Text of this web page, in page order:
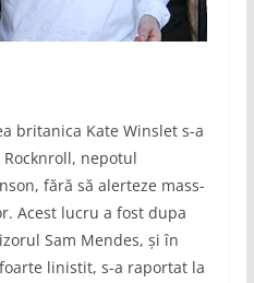
britanica Kate Winslet s-a
nepotul
fără să alerteze mass-
Acest lucru a fost dupa
Sam Mendes, și în
linistit, s-a raportat la